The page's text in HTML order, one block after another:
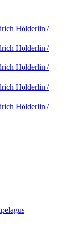
Hölderlin /
Hölderlin /
Hölderlin /
Hölderlin /
Hölderlin /